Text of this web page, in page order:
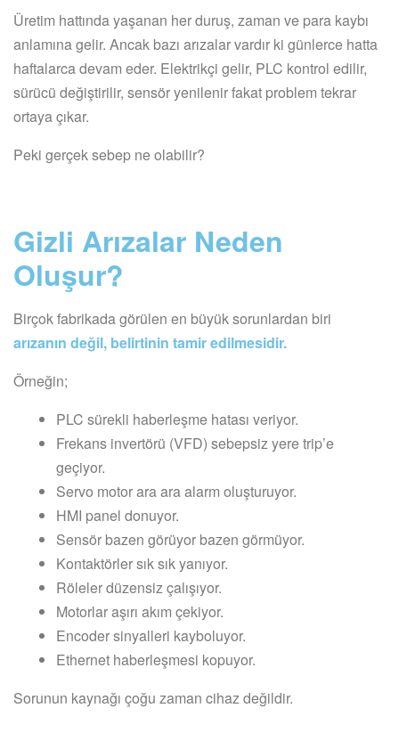
Üretim hattında yaşanan her duruş, zaman ve para kaybı
anlamına gelir. Ancak bazı arızalar vardır ki günlerce hatta
haftalarca devam eder. Elektrikçi gelir, PLC kontrol edilir,
sürücü değiştirilir, sensör yenilenir fakat problem tekrar
ortaya çıkar.
Peki gerçek sebep ne olabilir?
Gizli Arızalar Neden
Oluşur?
Birçok fabrikada görülen en büyük sorunlardan biri
arızanın değil, belirtinin tamir edilmesidir.
Örneğin;
PLC sürekli haberleşme hatası veriyor.
Frekans invertörü (VFD) sebepsiz yere trip’e
geçiyor.
Servo motor ara ara alarm oluşturuyor.
HMI panel donuyor.
Sensör bazen görüyor bazen görmüyor.
Kontaktörler sık sık yanıyor.
Röleler düzensiz çalışıyor.
Motorlar aşırı akım çekiyor.
Encoder sinyalleri kayboluyor.
Ethernet haberleşmesi kopuyor.
Sorunun kaynağı çoğu zaman cihaz değildir.